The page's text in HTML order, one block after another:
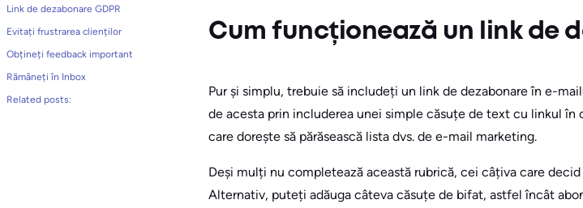
Link de dezabonare GDPR
Evitați frustrarea clienților
Obțineți feedback important
Rămâneți în Inbox
Related posts:
Cum funcționează un link de
Pur și simplu, trebuie să includeți un link de dezabonare în e-
de acesta prin includerea unei simple căsuțe de text cu linkul
care dorește să părăsească lista dvs. de e-mail marketing.
Deși mulți nu completează această rubrică, cei câțiva care
Alternativ, puteți adăuga câteva căsuțe de bifat, astfel încât